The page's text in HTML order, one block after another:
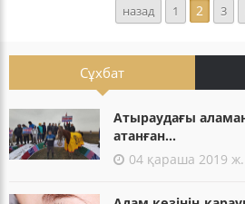
назад 1 2 3
Сұхбат
Атыраудағы
атанған...
04 қараша 2019 ж.